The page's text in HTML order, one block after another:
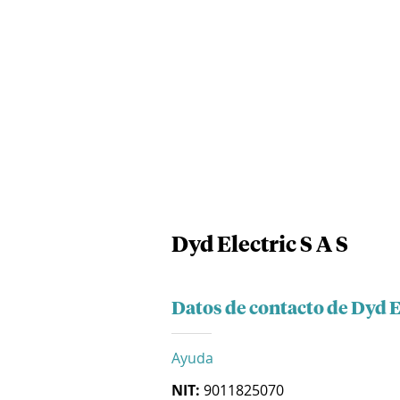
Dyd Electric S A S
Datos de contacto de Dyd
Ayuda
NIT: 9011825070